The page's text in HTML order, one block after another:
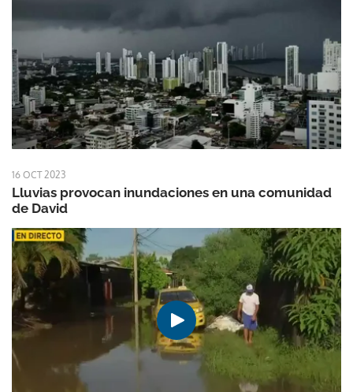
16 OCT 2023
Lluvias provocan inundaciones en una comunidad
de David